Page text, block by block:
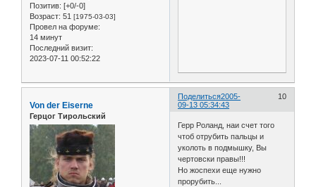
Позитив: [+0/-0]
Возраст: 51 [1975-03-03]
Провел на форуме:
14 минут
Последний визит:
2023-07-11 00:52:22
Поделиться 10
2005-
09-13 05:34:43
Von der Eiserne
Герцог Тирольский
Герр Роланд, наи счет того
чтоб отрубить пальцы и
уколоть в подмышку, Вы
чертовски правы!!!
Но жоспехи еще нужно
прорубить...